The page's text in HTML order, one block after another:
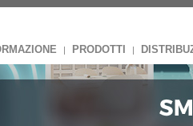
| PRODOTTI |